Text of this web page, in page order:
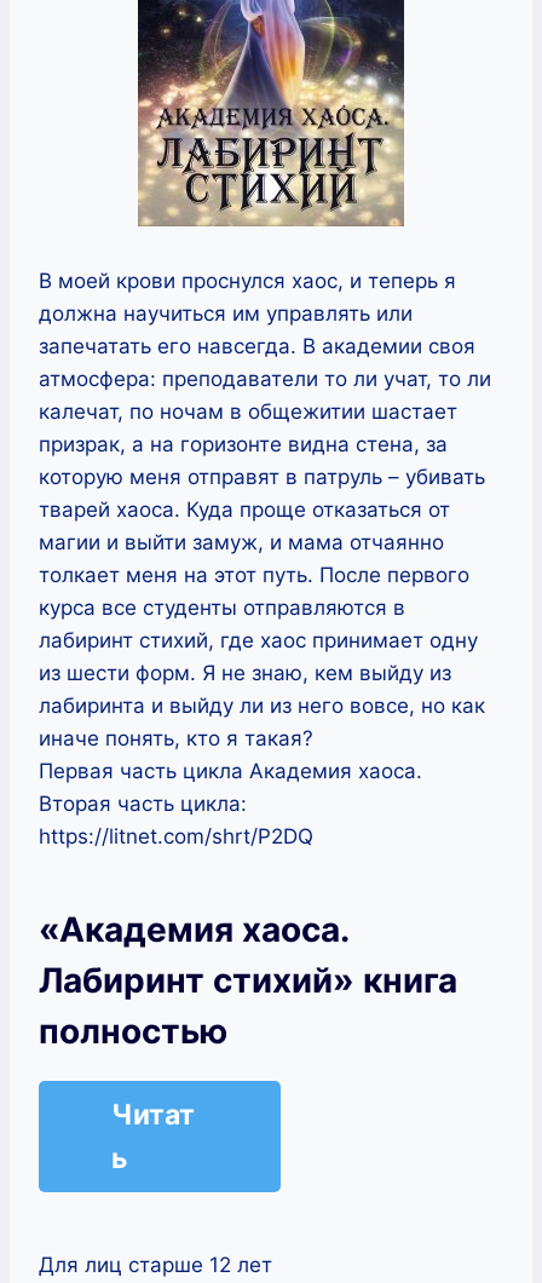
В моей крови проснулся хаос, и теперь я
должна научиться им управлять или
запечатать его навсегда. В академии своя
атмосфера: преподаватели то ли учат, то ли
калечат, по ночам в общежитии шастает
призрак, а на горизонте видна стена, за
которую меня отправят в патруль – убивать
тварей хаоса. Куда проще отказаться от
магии и выйти замуж, и мама отчаянно
толкает меня на этот путь. После первого
курса все студенты отправляются в
лабиринт стихий, где хаос принимает одну
из шести форм. Я не знаю, кем выйду из
лабиринта и выйду ли из него вовсе, но как
иначе понять, кто я такая?
Первая часть цикла Академия хаоса.
Вторая часть цикла:
https://litnet.com/shrt/P2DQ
«Академия хаоса.
Лабиринт стихий» книга
полностью
Читат
ь
Для лиц старше 12 лет